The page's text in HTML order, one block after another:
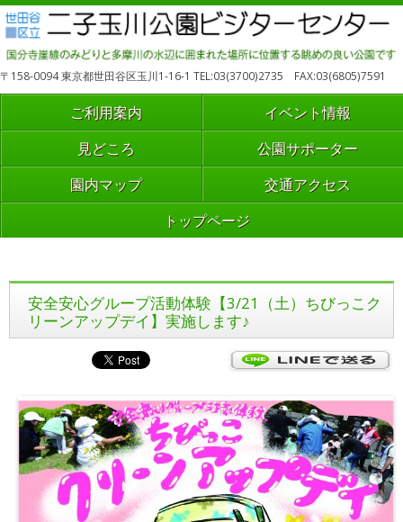
〒158-0094 東京都世田谷区玉川1-16-1 TEL:03(3700)2735 FAX:03(6805)7591
ご利用案内 イベント情報
見どころ 公園サポーター
園内マップ 交通アクセス
トップページ
安全安心グループ活動体験【3/21（土）ちびっこク
リーンアップデイ】実施します♪